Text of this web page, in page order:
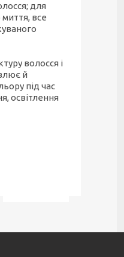
для
все
волосся і
й
під час
освітлення